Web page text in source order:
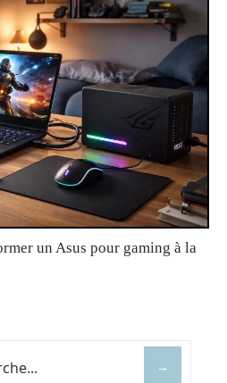
un Asus pour gaming à la